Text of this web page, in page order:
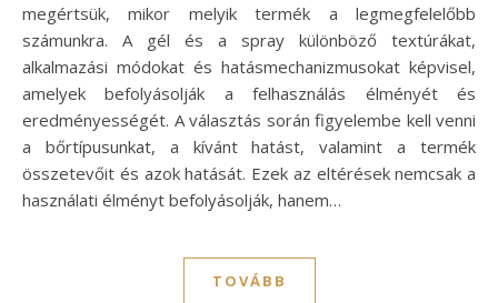
megértsük, mikor melyik termék a legmegfelelőbb
számunkra. A gél és a spray különböző textúrákat,
alkalmazási módokat és hatásmechanizmusokat képvisel,
amelyek befolyásolják a felhasználás élményét és
eredményességét. A választás során figyelembe kell venni
a bőrtípusunkat, a kívánt hatást, valamint a termék
összetevőit és azok hatását. Ezek az eltérések nemcsak a
használati élményt befolyásolják, hanem…
TOVÁBB